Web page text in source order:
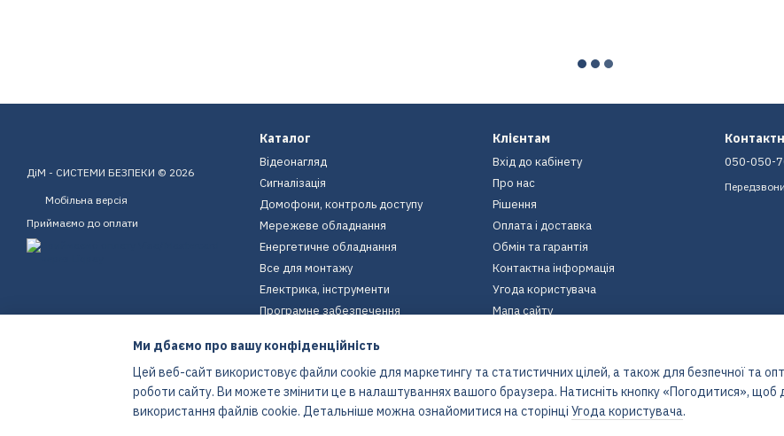
ДіМ - СИСТЕМИ БЕЗПЕКИ © 2026
Мобільна версія
Приймаємо до оплати
Інтернет-магазин створений з Хорошоп
Каталог
Відеонагляд
Сигналізація
Домофони, контроль доступу
Мережеве обладнання
Енергетичне обладнання
Все для монтажу
Електрика, інструменти
Програмне забезпечення
Екіпірування
Енергетичне обладнання
Клієнтам
Вхід до кабінету
Про нас
Рішення
Оплата і доставка
Обмін та гарантія
Контактна інформація
Угода користувача
Мапа сайту
050-050-
Ми дбаємо про вашу конфіденційність
Цей веб-сайт використовує файли cookie для маркетингу та статистичних цілей, а також для безпечної та
роботи сайту. Ви можете змінити це в налаштуваннях вашого браузера. Натисніть кнопку «Погодитися», щоб
використання файлів cookie. Детальніше можна ознайомитися на сторінці Угода користувача.